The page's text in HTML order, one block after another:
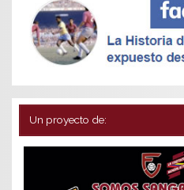
Un proyecto de: